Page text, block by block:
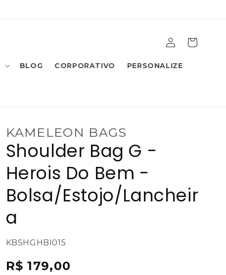
BLOG CORPORATIVO PERSONALIZE
login
Carrinho
KAMELEON BAGS
Shoulder Bag G -
Herois Do Bem -
Bolsa/Estojo/Lancheir
a
SKU:
sku
KBSHGHBI015
Preço
R$ 179,00